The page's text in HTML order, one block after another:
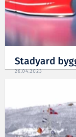
Stadyard
26.04.2023